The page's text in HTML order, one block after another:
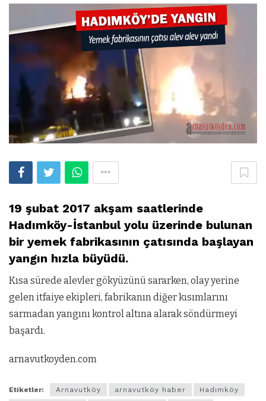
19 şubat 2017 akşam saatlerinde
Hadımköy-İstanbul yolu üzerinde bulunan
bir yemek fabrikasının çatısında başlayan
yangın hızla büyüdü.
Kısa sürede alevler gökyüzünü sararken, olay yerine
gelen itfaiye ekipleri, fabrikanın diğer kısımlarını
sarmadan yangını kontrol altına alarak söndürmeyi
başardı.
arnavutkoyden.com
Etiketler: Arnavutköy arnavutköy haber
Hadımköy